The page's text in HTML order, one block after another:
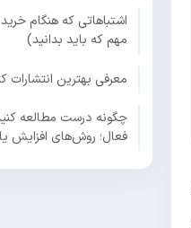
مهم که باید بدانید)
معرفی بهترین انتشارات
چگونه درست مطالعه
فعال؛ روش‌های افزایش